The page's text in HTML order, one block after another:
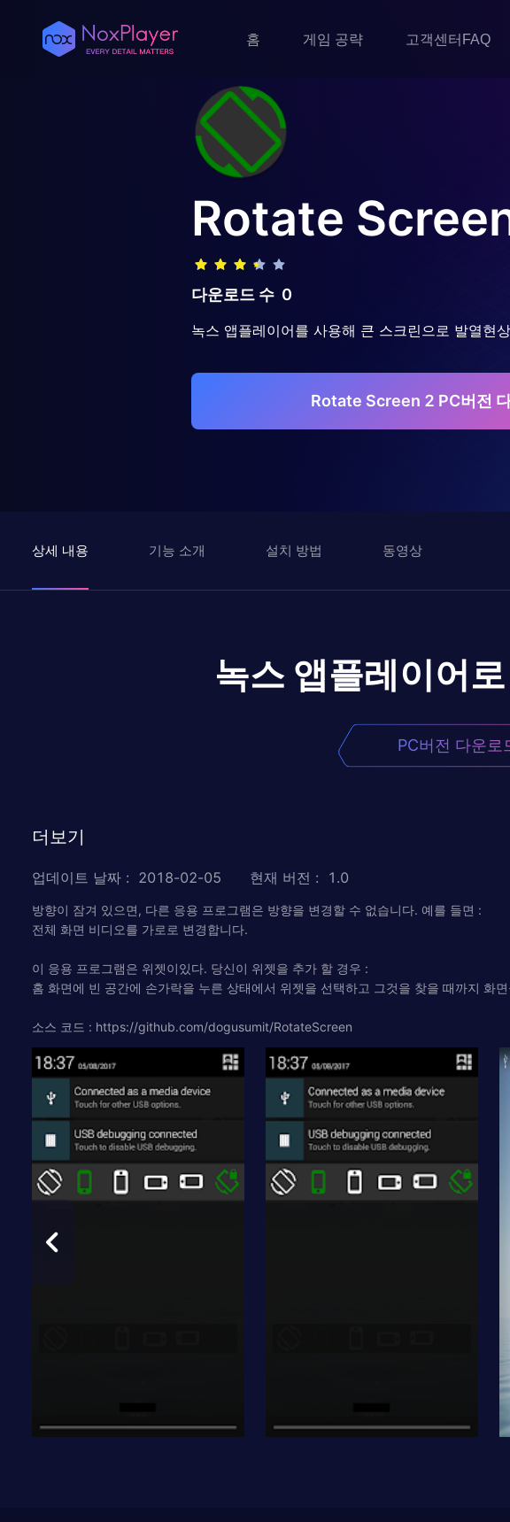
홈 게임 공략 고객센터FAQ
Rotate
다운로드 수 0
녹스 앱플레이어를 사용해 큰 스크린으로 발열현
Rotate Screen 2 PC버전
상세 내용 기능 소개 설치 방법 동영상
녹스 앱플레이어로
PC버전 다운로
더보기
업데이트 날짜 : 2018-02-05 현재 버전 : 1.0
방향이 잠겨 있으면, 다른 응용 프로그램은 방향을 변경할 수 없습니다. 예를 들면 :
전체 화면 비디오를 가로로 변경합니다.
이 응용 프로그램은 위젯이있다. 당신이 위젯을 추가 할 경우 :
홈 화면에 빈 공간에 손가락을 누른 상태에서 위젯을 선택하고 그것을 찾을 때까지 화
소스 코드 : https://github.com/dogusumit/RotateScreen